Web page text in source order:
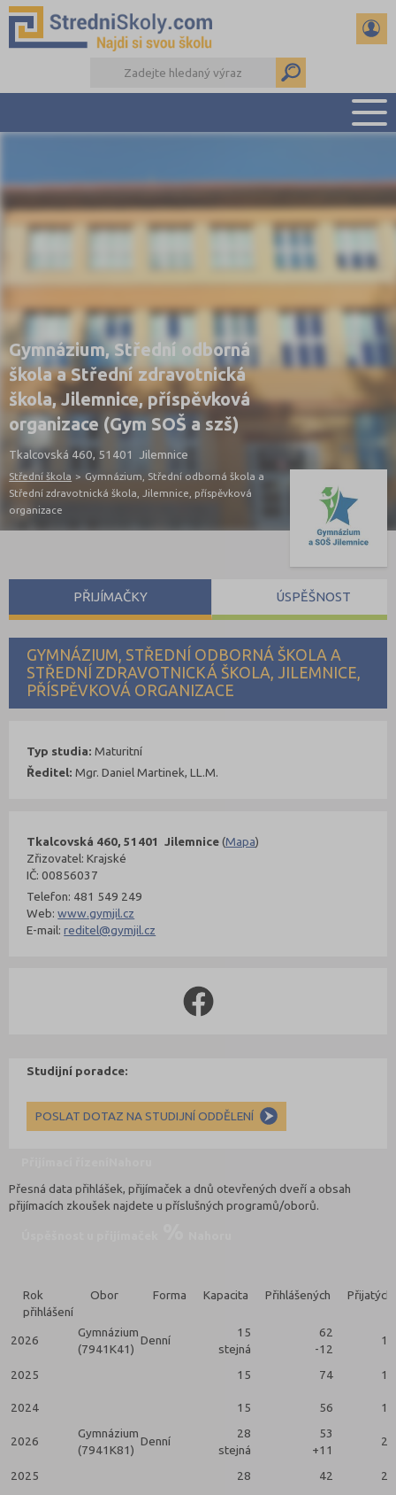
PŘÍPRAVA NA PŘIJÍMAČKY
DŮLEŽITÉ TERMÍNY
DALŠÍ DRUHY ŠKOL
Gymnázium, Střední odborná
škola a Střední zdravotnická
škola, Jilemnice, příspěvková
organizace (Gym SOŠ a szš)
Tkalcovská 460, 51401 Jilemnice
Střední škola > Gymnázium, Střední odborná škola a
Střední zdravotnická škola, Jilemnice, příspěvková
organizace
GYMNÁZIUM, STŘEDNÍ ODBORNÁ ŠKOLA A
STŘEDNÍ ZDRAVOTNICKÁ ŠKOLA, JILEMNICE,
PŘÍSPĚVKOVÁ ORGANIZACE
Tkalcovská 460, 51401 Jilemnice(Mapa)
Zřizovatel: Krajské
IČ: 00856037
Telefon: 481 549 249
Web:www.gymjil.cz
E-mail:reditel@gymjil.cz
Typ studia: Maturitní
Ředitel: Mgr. Daniel Martinek, LL.M.
Studijní poradce:
POSLAT DOTAZ NA STUDIJNÍ ODDĚLENÍ
PŘIJÍMAČKY ÚSPĚŠNOST
Přesná data přihlášek, přijímaček a dnů otevřených dveří a obsah
přijímacích zkoušek najdete u příslušných programů/oborů.
Rok
přihlášení
Obor Forma Kapacita Přihlášených Přijatých
2026
Gymnázium
(7941K41)
Denní
15
stejná
62
-12
15
2025 15 74 15
2024 15 56 12
2026
Gymnázium
(7941K81)
Denní
28
stejná
53
+11
27
2025 28 42 20